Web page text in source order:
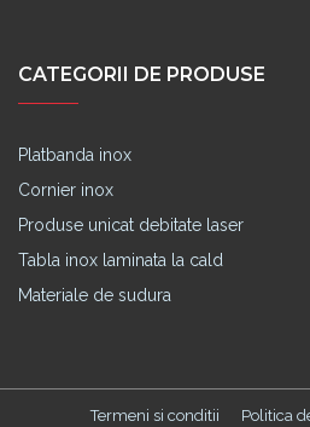
CATEGORII DE PRODUSE
Platbanda inox
Cornier inox
Produse unicat debitate laser
Tabla inox laminata la cald
Materiale de sudura
Termeni si conditii Politica